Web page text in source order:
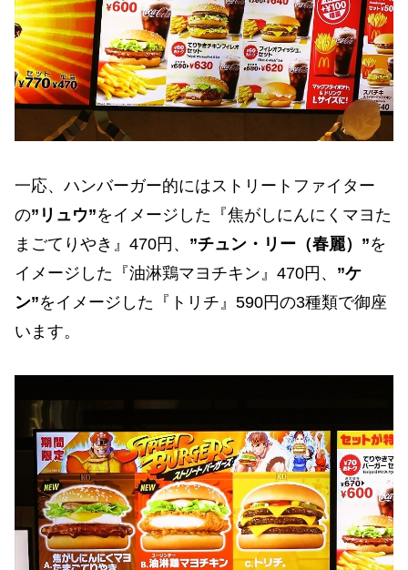
一応、ハンバーガー的にはストリートファイター
の”リュウ”をイメージした『焦がしにんにくマヨた
まごてりやき』470円、 ”チュン・リー（春麗）”を
イメージした『油淋鶏マヨチキン』470円、 ”ケ
ン”をイメージした『トリチ』590円の3種類で御座
います。